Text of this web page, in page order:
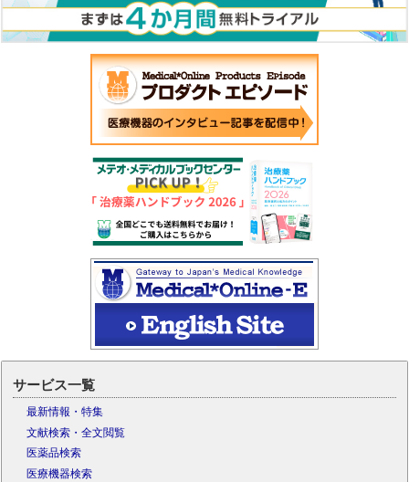
サービス一覧
最新情報・特集
文献検索・全文閲覧
医薬品検索
医療機器検索